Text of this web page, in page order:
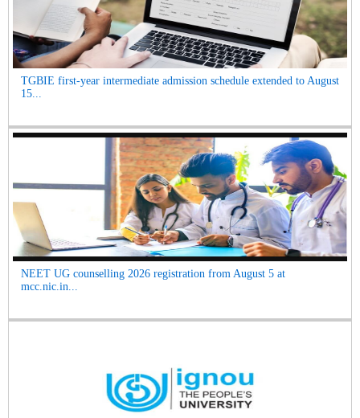
TGBIE first-year intermediate admission schedule extended to August
15...
NEET UG counselling 2026 registration from August 5 at
mcc.nic.in...